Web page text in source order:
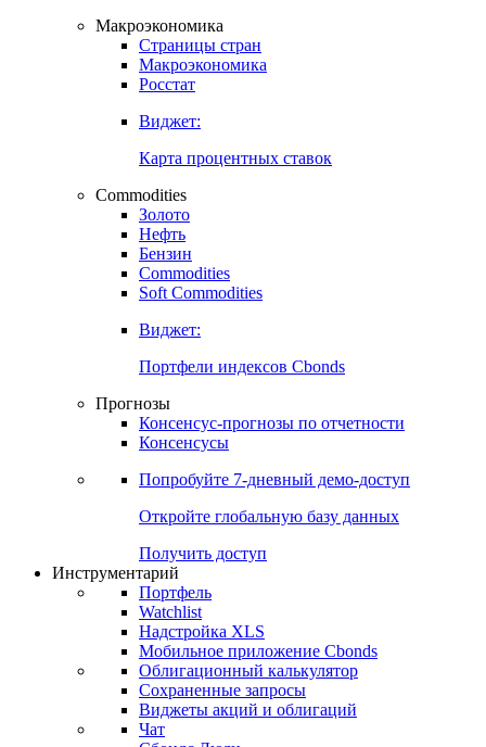
Создать индекс
Возможность создания своего индекса
Страницы стран
Росстат
Виджет:
Карта процентных ставок
Commodities
Золото
Бензин
Soft Commodities
Виджет:
Портфели индексов Cbonds
Прогнозы
Консенсусы
Попробуйте7-дневный
Откройте глобальную базу данных
Получить доступ
Инструментарий
Портфель
Watchlist
Надстройка XLS
Мобильное приложение Cbonds